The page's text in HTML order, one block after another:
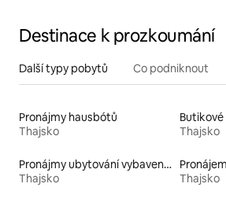
Destinace k prozkoumání
Další typy pobytů Co podniknout
Pronájmy hausbótů
Thajsko
Thajsko
Pronájmy ubytování vybavených kajakem
Thajsko
Thajsko